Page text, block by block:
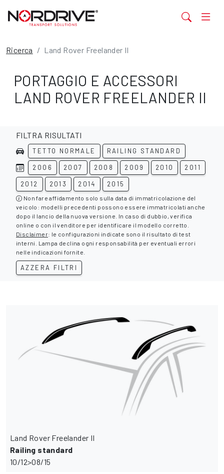
Ricerca Land Rover Freelander II
PORTAGGIO E ACCESSORI
LAND ROVER FREELANDER II
FILTRA RISULTATI
TETTO NORMALE RAILING STANDARD
2006 2007 2008 2009 2010 2011
2012 2013 2014 2015
Non fare affidamento solo sulla data di immatricolazione del
veicolo: modelli precedenti possono essere immatricolati anche
dopo il lancio della nuova versione. In caso di dubbio, verifica
online o con il venditore per identificare il modello corretto.
Disclaimer: le configurazioni indicate sono il risultato di test
interni. Lampa declina ogni responsabilità per eventuali errori
nelle indicazioni fornite.
AZZERA FILTRI
Land Rover Freelander II
Railing standard
10/12>08/15